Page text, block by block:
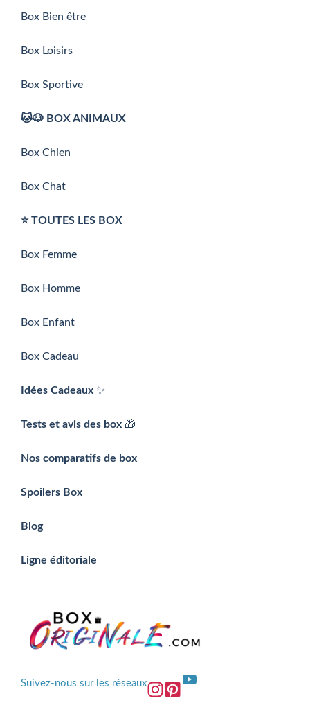
Box Bien être
Box Loisirs
Box Sportive
🐱🐶 BOX ANIMAUX
Box Chien
Box Chat
⭐️ TOUTES LES BOX
Box Femme
Box Homme
Box Enfant
Box Cadeau
Idées Cadeaux ✨
Tests et avis des box 🎁
Nos comparatifs de box
Spoilers Box
Blog
Ligne éditoriale
Suivez-nous sur les réseaux YouTube